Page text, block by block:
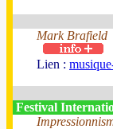
Mark Brafield
Lien :
Festival